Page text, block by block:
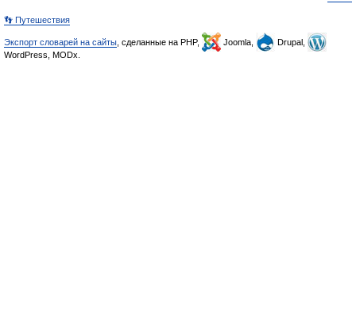
👣 Путешествия
Экспорт словарей на сайты , сделанные на PHP, Joomla,
Drupal,
WordPress, MODx.